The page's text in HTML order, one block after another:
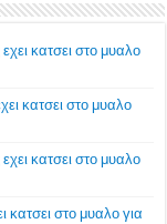
κατσει στο μυαλο
κατσει στο μυαλο
κατσει στο μυαλο
κατσει στο μυαλο για